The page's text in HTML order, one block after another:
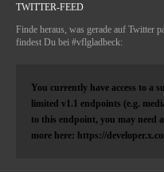
TWITTER-FEED
Finde heraus, was gerade auf Twitter
findest Du bei #vflgladbeck:
You currently have access to a
limited v1.1 endpoints (e.g.
to this endpoint, you may need
more here: https://